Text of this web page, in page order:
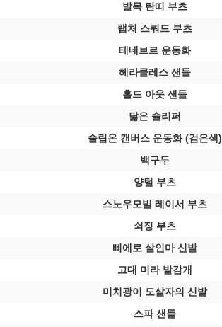
발목 탄띠 부츠
랩처 스쿼드 부츠
테네브르 운동화
헤라클레스 샌들
홀드 아웃 샌들
닳은 슬리퍼
슬립온 캔버스 운동화 (검은색)
백구두
양털 부츠
스노우모빌 레이서 부츠
쇠징 부츠
삐에로 살인마 신발
고대 미라 발감개
미치광이 도살자의 신발
스파 샌들